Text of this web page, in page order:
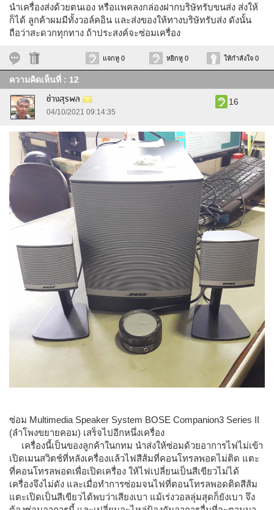
นำเครื่องส่งด้วยตนเอง หรือแพคลงกล่องฝากบริษัทรับขนส่ง ส่งให้
ก็ได้ ลูกค้าผมมีทั้งวอล์คอิน และส่งของให้ทางบริษัทรับส่ง ดังนั้น
ถือว่าสะดวกทุกทาง ถ้าประสงค์จะซ่อมเครื่อง
แจกหู 0 หยิกหู 0 ให้กำลังใจ 0
ความคิดเห็นที่ : 12
ช่างสุรพล
04/10/2021 09:14:35
16
ซ่อม Multimedia Speaker System BOSE Companion3 Series II
(ลำโพงขยายคอม) เสร็จไปอีกหนึ่งเครื่อง
เครื่องนี้เป็นของลูกค้าในกทม นำส่งให้ซ่อมด้วยอาการไฟไม่เข้า
เปิดเมนสวิตช์ที่หลังเครื่องแล้วไฟสีส้มที่คอนโทรลพอดไม่ติด แตะ
ที่คอนโทรลพอดเพื่อเปิดเครื่อง ให้ไฟเปลี่ยนเป็นสีเขียวไม่ได้
เครื่องจึงไม่ดัง และเมื่อทำการซ่อมจนไฟที่ตอนโทรลพอดติดสีส้ม
แตะเปิดเป็นสีเขียวได้พบว่าเสียงเบา แม้เร่งวอลลุ่มสุดก็ยังเบา จึง